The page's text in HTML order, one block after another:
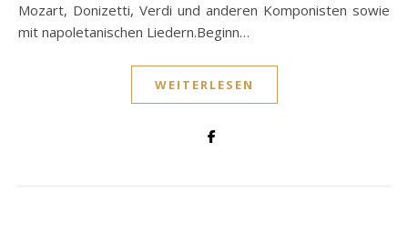
Mozart, Donizetti, Verdi und anderen Komponisten sowie
mit napoletanischen Liedern.Beginn…
WEITERLESEN